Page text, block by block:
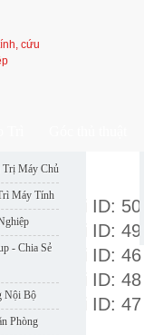
Trị Máy Chủ
Máy Tính
- Chia Sẻ
Nội Bộ
Phòng
user với ID: 50
user với ID: 49
user với ID: 46
user với ID: 48
user với ID: 47